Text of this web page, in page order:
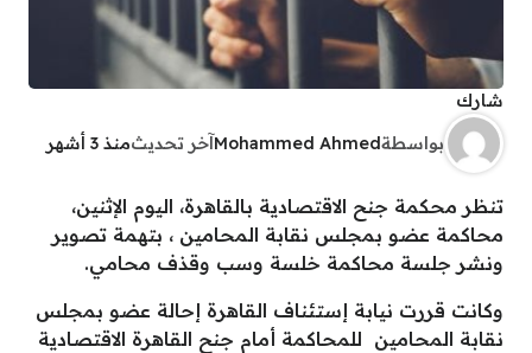
شارك
بواسطةMohammed Ahmedآخر تحديثمنذ 3 أشهر
تنظر محكمة جنح الاقتصادية بالقاهرة، اليوم الإثنين،
محاكمة عضو بمجلس نقابة المحامين ، بتهمة تصوير
ونشر جلسة محاكمة خلسة وسب وقذف محامي.
وكانت قررت نيابة إستئناف القاهرة إحالة عضو بمجلس
نقابة المحامين للمحاكمة أمام جنح القاهرة الاقتصادية